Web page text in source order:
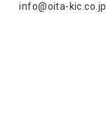
info@oita-kic.co.jp